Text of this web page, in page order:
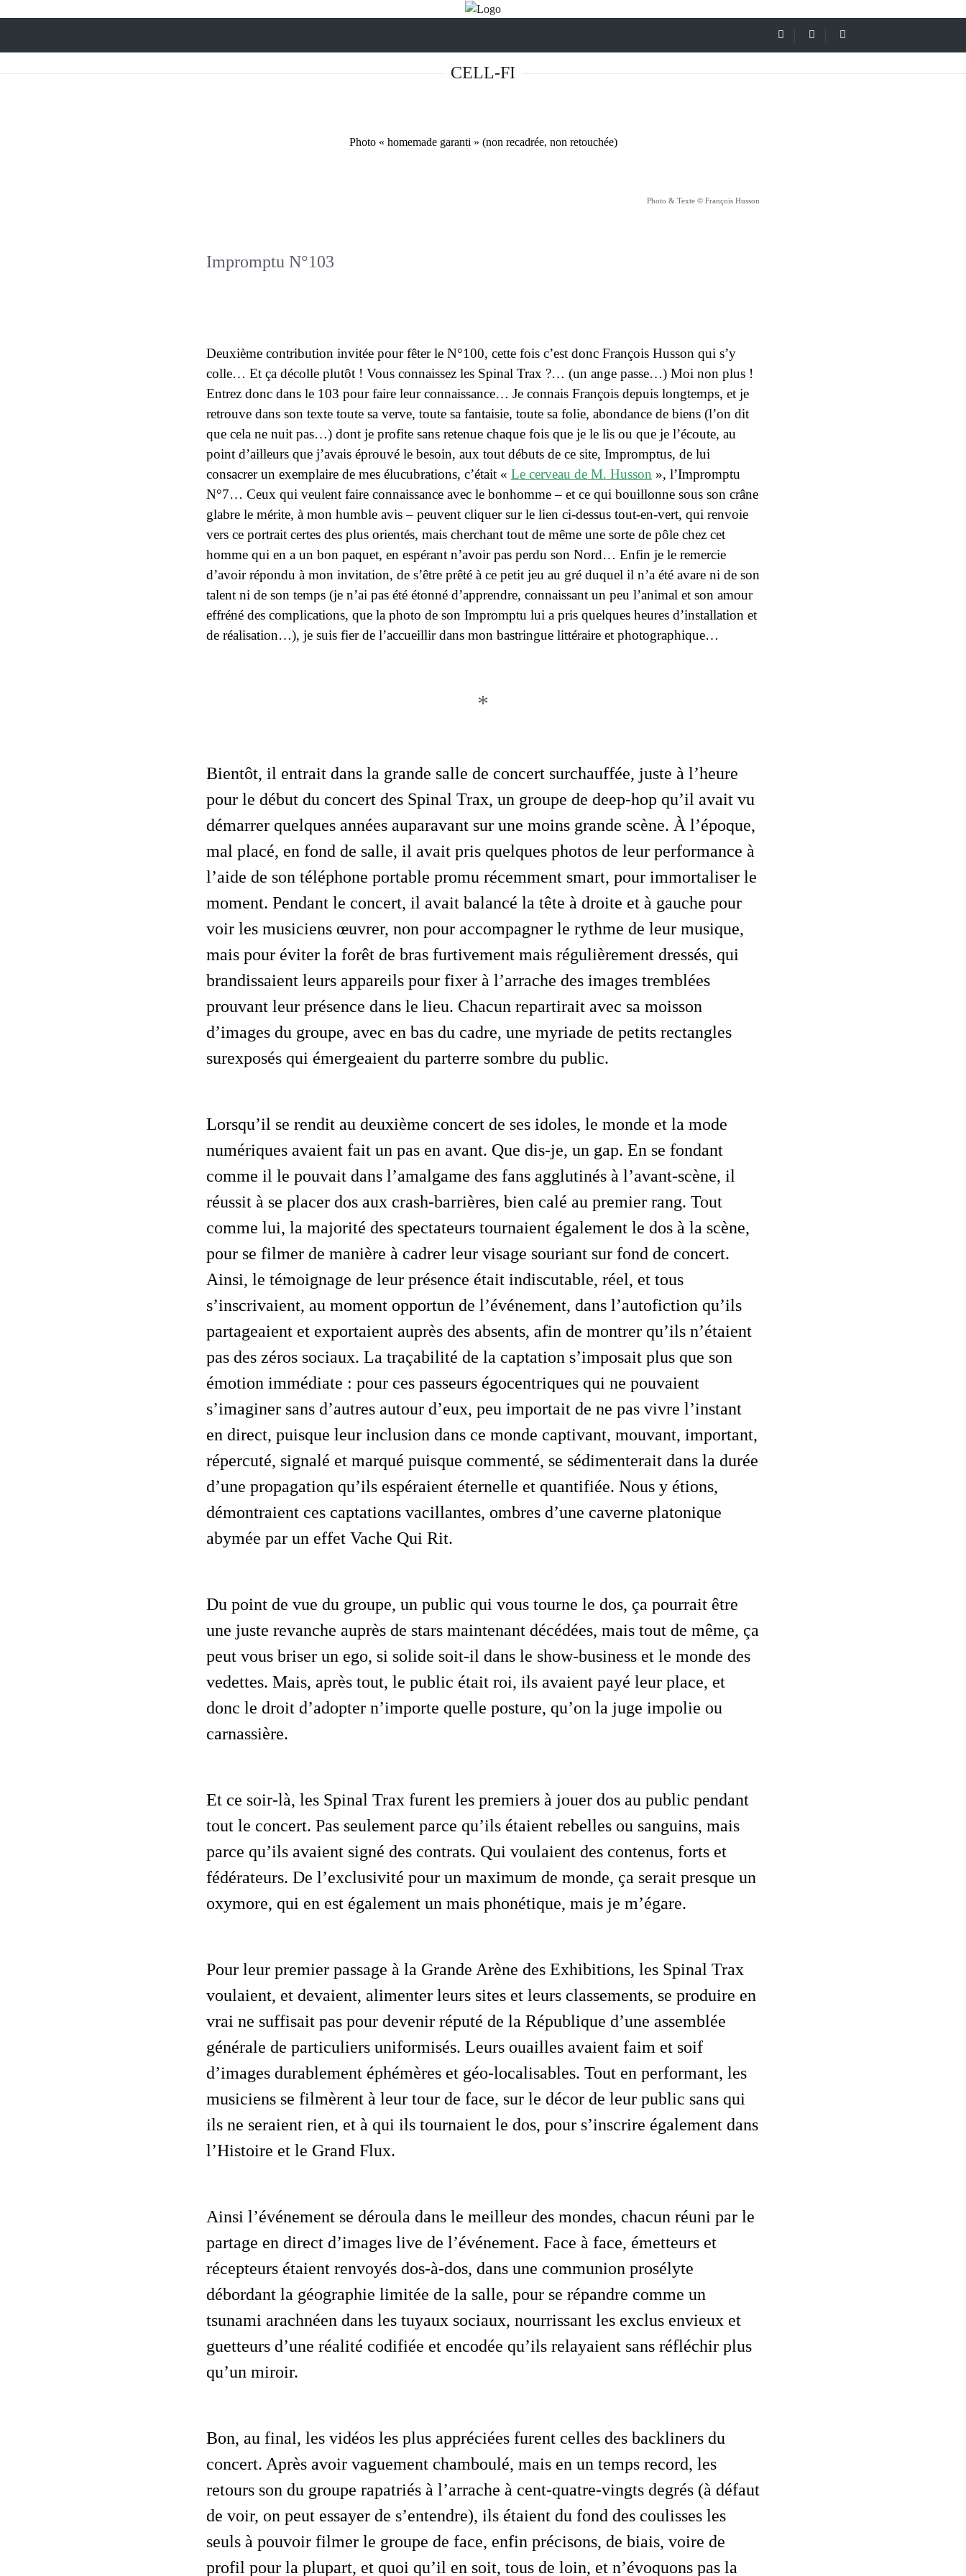
CELL-FI
Photo « homemade garanti » (non recadrée, non retouchée)
Photo & Texte © François Husson
Impromptu N°103
Deuxième contribution invitée pour fêter le N°100, cette fois c’est donc François Husson qui s’y
colle… Et ça décolle plutôt ! Vous connaissez les Spinal Trax ?… (un ange passe…) Moi non plus !
Entrez donc dans le 103 pour faire leur connaissance… Je connais François depuis longtemps, et je
retrouve dans son texte toute sa verve, toute sa fantaisie, toute sa folie, abondance de biens (l’on dit
que cela ne nuit pas…) dont je profite sans retenue chaque fois que je le lis ou que je l’écoute, au
point d’ailleurs que j’avais éprouvé le besoin, aux tout débuts de ce site, Impromptus, de lui
consacrer un exemplaire de mes élucubrations, c’était « Le cerveau de M. Husson », l’Impromptu
N°7… Ceux qui veulent faire connaissance avec le bonhomme – et ce qui bouillonne sous son crâne
glabre le mérite, à mon humble avis – peuvent cliquer sur le lien ci-dessus tout-en-vert, qui renvoie
vers ce portrait certes des plus orientés, mais cherchant tout de même une sorte de pôle chez cet
homme qui en a un bon paquet, en espérant n’avoir pas perdu son Nord… Enfin je le remercie
d’avoir répondu à mon invitation, de s’être prêté à ce petit jeu au gré duquel il n’a été avare ni de son
talent ni de son temps (je n’ai pas été étonné d’apprendre, connaissant un peu l’animal et son amour
effréné des complications, que la photo de son Impromptu lui a pris quelques heures d’installation et
de réalisation…), je suis fier de l’accueillir dans mon bastringue littéraire et photographique…
*
Bientôt, il entrait dans la grande salle de concert surchauffée, juste à l’heure
pour le début du concert des Spinal Trax, un groupe de deep-hop qu’il avait vu
démarrer quelques années auparavant sur une moins grande scène. À l’époque,
mal placé, en fond de salle, il avait pris quelques photos de leur performance à
l’aide de son téléphone portable promu récemment smart, pour immortaliser le
moment. Pendant le concert, il avait balancé la tête à droite et à gauche pour
voir les musiciens œuvrer, non pour accompagner le rythme de leur musique,
mais pour éviter la forêt de bras furtivement mais régulièrement dressés, qui
brandissaient leurs appareils pour fixer à l’arrache des images tremblées
prouvant leur présence dans le lieu. Chacun repartirait avec sa moisson
d’images du groupe, avec en bas du cadre, une myriade de petits rectangles
surexposés qui émergeaient du parterre sombre du public.
Lorsqu’il se rendit au deuxième concert de ses idoles, le monde et la mode
numériques avaient fait un pas en avant. Que dis-je, un gap. En se fondant
comme il le pouvait dans l’amalgame des fans agglutinés à l’avant-scène, il
réussit à se placer dos aux crash-barrières, bien calé au premier rang. Tout
comme lui, la majorité des spectateurs tournaient également le dos à la scène,
pour se filmer de manière à cadrer leur visage souriant sur fond de concert.
Ainsi, le témoignage de leur présence était indiscutable, réel, et tous
s’inscrivaient, au moment opportun de l’événement, dans l’autofiction qu’ils
partageaient et exportaient auprès des absents, afin de montrer qu’ils n’étaient
pas des zéros sociaux. La traçabilité de la captation s’imposait plus que son
émotion immédiate : pour ces passeurs égocentriques qui ne pouvaient
s’imaginer sans d’autres autour d’eux, peu importait de ne pas vivre l’instant
en direct, puisque leur inclusion dans ce monde captivant, mouvant, important,
répercuté, signalé et marqué puisque commenté, se sédimenterait dans la durée
d’une propagation qu’ils espéraient éternelle et quantifiée. Nous y étions,
démontraient ces captations vacillantes, ombres d’une caverne platonique
abymée par un effet Vache Qui Rit.
Du point de vue du groupe, un public qui vous tourne le dos, ça pourrait être
une juste revanche auprès de stars maintenant décédées, mais tout de même, ça
peut vous briser un ego, si solide soit-il dans le show-business et le monde des
vedettes. Mais, après tout, le public était roi, ils avaient payé leur place, et
donc le droit d’adopter n’importe quelle posture, qu’on la juge impolie ou
carnassière.
Et ce soir-là, les Spinal Trax furent les premiers à jouer dos au public pendant
tout le concert. Pas seulement parce qu’ils étaient rebelles ou sanguins, mais
parce qu’ils avaient signé des contrats. Qui voulaient des contenus, forts et
fédérateurs. De l’exclusivité pour un maximum de monde, ça serait presque un
oxymore, qui en est également un mais phonétique, mais je m’égare.
Pour leur premier passage à la Grande Arène des Exhibitions, les Spinal Trax
voulaient, et devaient, alimenter leurs sites et leurs classements, se produire en
vrai ne suffisait pas pour devenir réputé de la République d’une assemblée
générale de particuliers uniformisés. Leurs ouailles avaient faim et soif
d’images durablement éphémères et géo-localisables. Tout en performant, les
musiciens se filmèrent à leur tour de face, sur le décor de leur public sans qui
ils ne seraient rien, et à qui ils tournaient le dos, pour s’inscrire également dans
l’Histoire et le Grand Flux.
Ainsi l’événement se déroula dans le meilleur des mondes, chacun réuni par le
partage en direct d’images live de l’événement. Face à face, émetteurs et
récepteurs étaient renvoyés dos-à-dos, dans une communion prosélyte
débordant la géographie limitée de la salle, pour se répandre comme un
tsunami arachnéen dans les tuyaux sociaux, nourrissant les exclus envieux et
guetteurs d’une réalité codifiée et encodée qu’ils relayaient sans réfléchir plus
qu’un miroir.
Bon, au final, les vidéos les plus appréciées furent celles des backliners du
concert. Après avoir vaguement chamboulé, mais en un temps record, les
retours son du groupe rapatriés à l’arrache à cent-quatre-vingts degrés (à défaut
de voir, on peut essayer de s’entendre), ils étaient du fond des coulisses les
seuls à pouvoir filmer le groupe de face, enfin précisons, de biais, voire de
profil pour la plupart, et quoi qu’il en soit, tous de loin, et n’évoquons pas la